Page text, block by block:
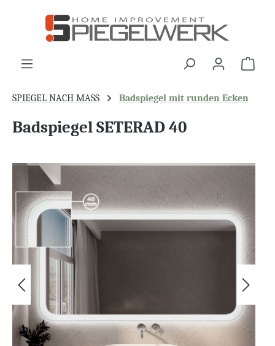
springen
SPIEGEL NACH MASS Badspiegel mit runden Ecken
Badspiegel SETERAD 40